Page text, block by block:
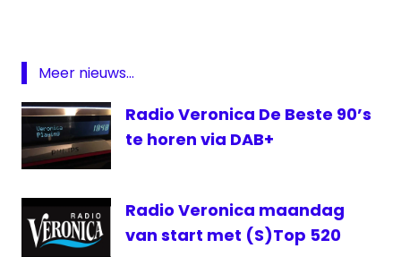
Radio
Veronica
Ochtendshow
Meer nieuws...
Radio Veronica De Beste 90’s
te horen via DAB+
Radio Veronica maandag
van start met (S)Top 520